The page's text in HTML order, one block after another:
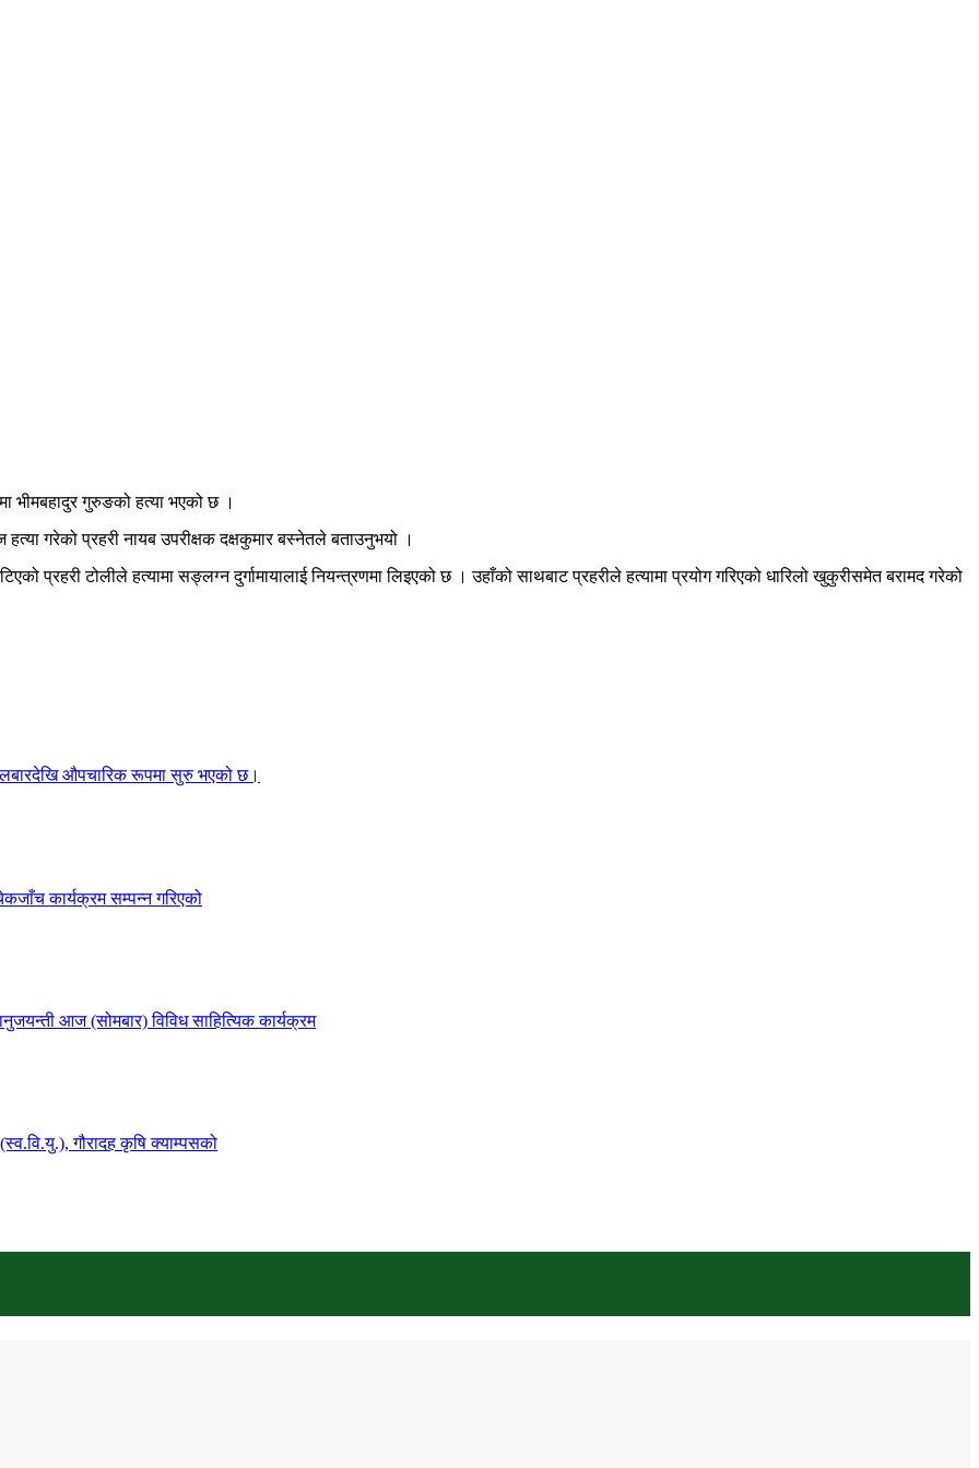
भीमबहादुर गुरुङको हत्या भएको छ ।
गरेको प्रहरी नायब उपरीक्षक दक्षकुमार बस्नेतले बताउनुभयो ।
प्रहरी टोलीले हत्यामा सङ्लग्न दुर्गामायालाई नियन्त्रणमा लिइएको छ । उहाँको साथबाट प्रहरीले हत्यामा प्रयोग गरिएको धारिलो खुकुरीसमेत बरामद गरेको
औपचारिक रूपमा सुरु भएको छ।
कार्यक्रम सम्पन्न गरिएको
आज (सोमबार) विविध साहित्यिक कार्यक्रम
गौरादह कृषि क्याम्पसको